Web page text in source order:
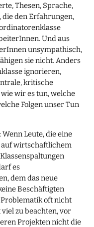
Thesen, Sprache,
den Erfahrungen,
Und aus
unsympathisch,
sie nicht. Anders
ignorieren,
kritische
wir es tun, welche
Folgen unser Tun
Leute, die eine
auf wirtschaftlichem
es
dem das neue
Beschäftigten
Problematik oft nicht
zu beachten, vor
Projekten nicht die